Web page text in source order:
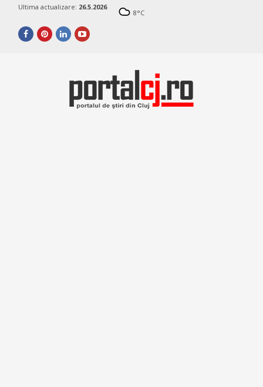
Ultima actualizare: 26.5.2026
8°C